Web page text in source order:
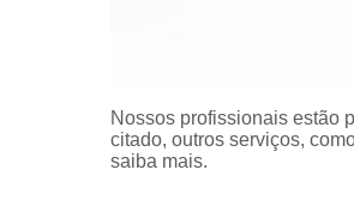
Nossos profissionais estão
citado, outros serviços,
saiba mais.